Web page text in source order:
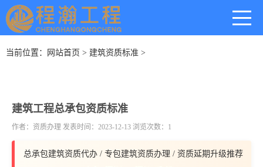
当前位置： 网站首页 > 建筑资质标准 >
建筑工程总承包资质标准
作者：资质办理 发表时间：2023-12-13 浏览次数：1
总承包建筑资质代办 / 专包建筑资质办理 / 资质延期升级推荐